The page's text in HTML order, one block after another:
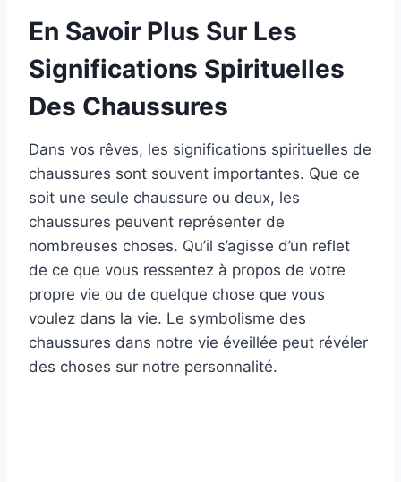
En Savoir Plus Sur Les
Significations Spirituelles
Des Chaussures
Dans vos rêves, les significations spirituelles de
chaussures sont souvent importantes. Que ce
soit une seule chaussure ou deux, les
chaussures peuvent représenter de
nombreuses choses. Qu’il s’agisse d’un reflet
de ce que vous ressentez à propos de votre
propre vie ou de quelque chose que vous
voulez dans la vie. Le symbolisme des
chaussures dans notre vie éveillée peut révéler
des choses sur notre personnalité.